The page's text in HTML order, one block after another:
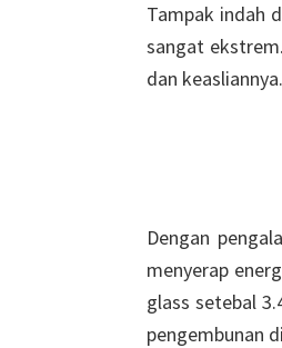
Tampak indah
sangat
dan keasliannya.
Dengan
menyerap
glass setebal
pengembunan